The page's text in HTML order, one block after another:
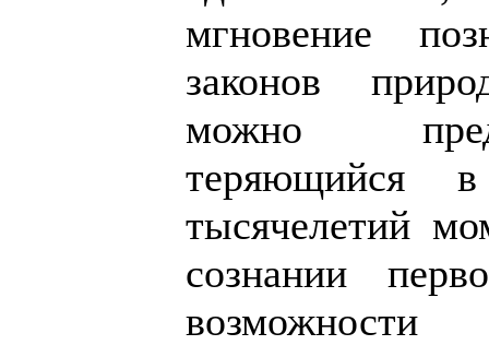
мгновение
законов
можно
теряющийся
тысячелетий
сознании